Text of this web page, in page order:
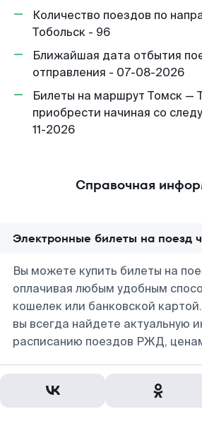
Количество поездов по
Тобольск - 96
Ближайшая дата отбытия
отправления - 07-08-2026
Билеты на маршрут Томск —
приобрести начиная со
11-2026
Справочная
Электронные билеты на поезд
Вы можете купить билеты на
оплачивая любым удобным
кошелек или банковской
вы всегда найдете актуальную
расписанию поездов РЖД,